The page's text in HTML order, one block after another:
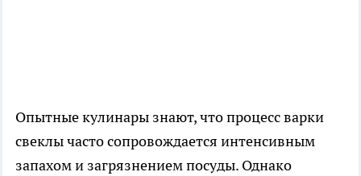
Опытные кулинары знают, что процесс варки
свеклы часто сопровождается интенсивным
запахом и загрязнением посуды. Однако